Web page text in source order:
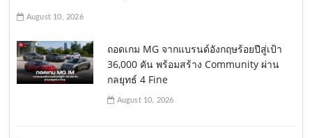
August 10, 2026
ถอดเกม MG จากแบรนด์อังกฤษร้อยปีสู่เป้า
36,000 คัน พร้อมสร้าง Community ผ่าน
กลยุทธ์ 4 Fine
August 10, 2026